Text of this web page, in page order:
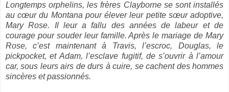
Longtemps orphelins, les frères Clayborne se sont installés
au cœur du Montana pour élever leur petite sœur adoptive,
Mary Rose. Il leur a fallu des années de labeur et de
courage pour souder leur famille. Après le mariage de Mary
Rose, c’est maintenant à Travis, l’escroc, Douglas, le
pickpocket, et Adam, l’esclave fugitif, de s’ouvrir à l’amour
car, sous leurs airs de durs à cuire, se cachent des hommes
sincères et passionnés.